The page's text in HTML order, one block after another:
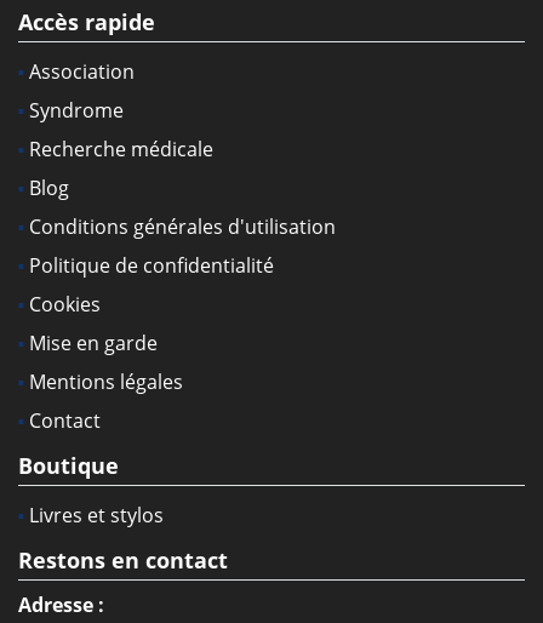
Accès rapide
Association
Syndrome
Recherche médicale
Blog
Conditions générales d'utilisation
Politique de confidentialité
Cookies
Mise en garde
Mentions légales
Contact
Boutique
Livres et stylos
Restons en contact
Adresse :